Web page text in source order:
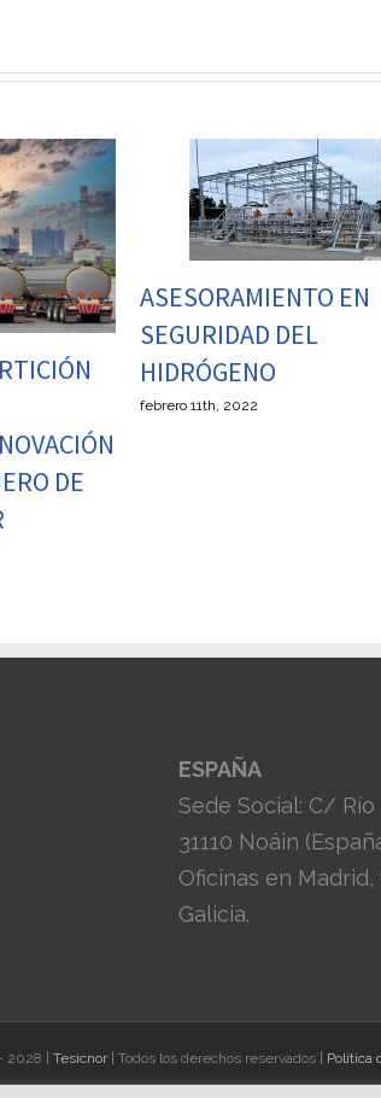
EN
PLAN INTERIOR
MARÍTIMO
ESPAÑA
Sede Social: C/ Río
31110 Noáin
Oficinas en Madrid,
Galicia.
2028 | Tesicnor | Todos los derechos reservados | Política